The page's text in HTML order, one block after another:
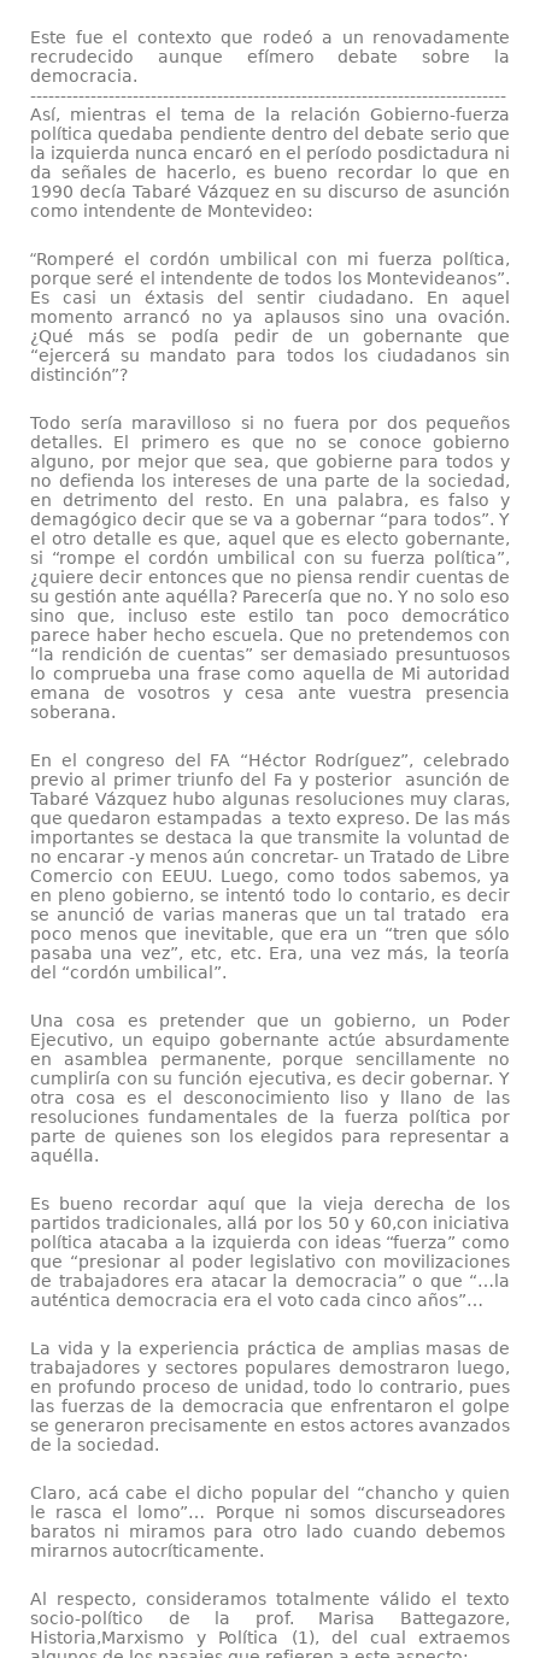
Este fue el contexto que rodeó a un renovadamente
recrudecido aunque efímero debate sobre la
democracia.
-------------------------------------------------------------------------------
Así, mientras el tema de la relación Gobierno-fuerza
política quedaba pendiente dentro del debate serio que
la izquierda nunca encaró en el período posdictadura ni
da señales de hacerlo, es bueno recordar lo que en
1990 decía Tabaré Vázquez en su discurso de asunción
como intendente de Montevideo:
“Romperé el cordón umbilical con mi fuerza política,
porque seré el intendente de todos los Montevideanos”.
Es casi un éxtasis del sentir ciudadano. En aquel
momento arrancó no ya aplausos sino una ovación.
¿Qué más se podía pedir de un gobernante que
“ejercerá su mandato para todos los ciudadanos sin
distinción”?
Todo sería maravilloso si no fuera por dos pequeños
detalles. El primero es que no se conoce gobierno
alguno, por mejor que sea, que gobierne para todos y
no defienda los intereses de una parte de la sociedad,
en detrimento del resto. En una palabra, es falso y
demagógico decir que se va a gobernar “para todos”. Y
el otro detalle es que, aquel que es electo gobernante,
si “rompe el cordón umbilical con su fuerza política”,
¿quiere decir entonces que no piensa rendir cuentas de
su gestión ante aquélla? Parecería que no. Y no solo eso
sino que, incluso este estilo tan poco democrático
parece haber hecho escuela. Que no pretendemos con
“la rendición de cuentas” ser demasiado presuntuosos
lo comprueba una frase como aquella de Mi autoridad
emana de vosotros y cesa ante vuestra presencia
soberana.
En el congreso del FA “Héctor Rodríguez”, celebrado
previo al primer triunfo del Fa y posterior asunción de
Tabaré Vázquez hubo algunas resoluciones muy claras,
que quedaron estampadas a texto expreso. De las más
importantes se destaca la que transmite la voluntad de
no encarar -y menos aún concretar- un Tratado de Libre
Comercio con EEUU. Luego, como todos sabemos, ya
en pleno gobierno, se intentó todo lo contario, es decir
se anunció de varias maneras que un tal tratado era
poco menos que inevitable, que era un “tren que sólo
pasaba una vez”, etc, etc. Era, una vez más, la teoría
del “cordón umbilical”.
Una cosa es pretender que un gobierno, un Poder
Ejecutivo, un equipo gobernante actúe absurdamente
en asamblea permanente, porque sencillamente no
cumpliría con su función ejecutiva, es decir gobernar. Y
otra cosa es el desconocimiento liso y llano de las
resoluciones fundamentales de la fuerza política por
parte de quienes son los elegidos para representar a
aquélla.
Es bueno recordar aquí que la vieja derecha de los
partidos tradicionales, allá por los 50 y 60,con iniciativa
política atacaba a la izquierda con ideas “fuerza” como
que “presionar al poder legislativo con movilizaciones
de trabajadores era atacar la democracia” o que “…la
auténtica democracia era el voto cada cinco años”…
La vida y la experiencia práctica de amplias masas de
trabajadores y sectores populares demostraron luego,
en profundo proceso de unidad, todo lo contrario, pues
las fuerzas de la democracia que enfrentaron el golpe
se generaron precisamente en estos actores avanzados
de la sociedad.
Claro, acá cabe el dicho popular del “chancho y quien
le rasca el lomo”… Porque ni somos discurseadores
baratos ni miramos para otro lado cuando debemos
mirarnos autocríticamente.
Al respecto, consideramos totalmente válido el texto
socio-político de la prof. Marisa Battegazore,
Historia,Marxismo y Política (1), del cual extraemos